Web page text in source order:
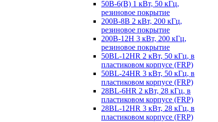
50B-6(B) 1 кВт, 50 кГц,
резиновое покрытие
200B-8B 2 кВт, 200 кГц,
резиновое покрытие
200B-12H 3 кВт, 200 кГц,
резиновое покрытие
50BL-12HR 2 кВт, 50 кГц, в
пластиковом корпусе (FRP)
50BL-24HR 3 кВт, 50 кГц, в
пластиковом корпусе (FRP)
28BL-6HR 2 кВт, 28 кГц, в
пластиковом корпусе (FRP)
28BL-12HR 3 кВт, 28 кГц, в
пластиковом корпусе (FRP)